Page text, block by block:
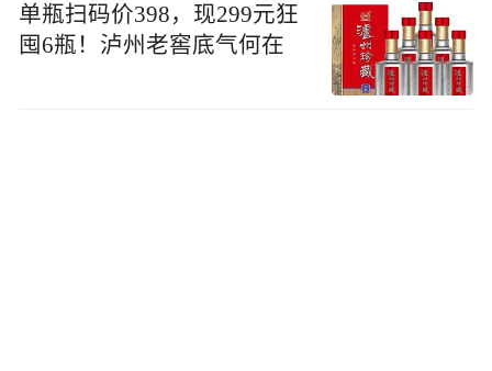
单瓶扫码价398，现299元狂
囤6瓶！泸州老窖底气何在